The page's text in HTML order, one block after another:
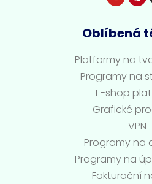
Oblíbená
Platformy na
Programy na
E-shop
Grafické
VPN
Programy na
Programy na
Fakturační